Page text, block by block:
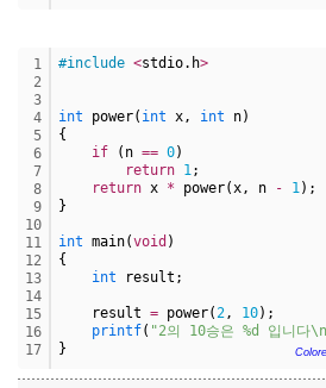
1
2
3
4
5
6
7
8
9
10
11
12
13
14
15
16
17
#include <stdio.h>
int power( int x, int n)
{
if (n == 0)
return 1;
return x * power(x, n - 1);
}
int main(void )
{
int result;
result = power(2, 10);
printf( "2의 10승은 %d 입니다
}